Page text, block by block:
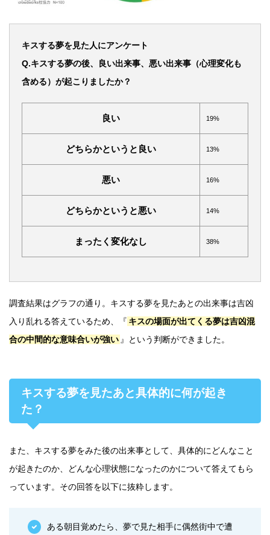
キスする夢を見た人にアンケート
Q.キスする夢の後、良い出来事、悪い出来事（心理変化も
含める）が起こりましたか？
良い 19%
どちらかというと良い 13%
悪い 16%
どちらかというと悪い 14%
まったく変化なし 38%
調査結果はグラフの通り。キスする夢を見たあとの出来事は吉凶
入り乱れる答えているため、『 キスの場面が出てくる夢は吉凶混
合の中間的な意味合いが強い』という判断ができました。
キスする夢を見たあと具体的に何が起き
た？
また、キスする夢をみた後の出来事として、具体的にどんなこと
が起きたのか、どんな心理状態になったのかについて答えてもら
っています。その回答を以下に抜粋します。
ある朝目覚めたら、夢で見た相手に偶然街中で遭